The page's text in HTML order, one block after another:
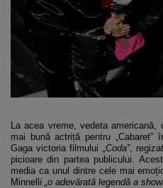
La acea vreme, vedeta
mai bună actriță pentru
Gaga victoria filmului „Coda”,
picioare din partea publicului.
media ca unul dintre cele mai
Minnell i „o adevărată legendă a